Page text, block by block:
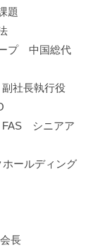
プ 中国総代
長執行役
シニアア
ルディング